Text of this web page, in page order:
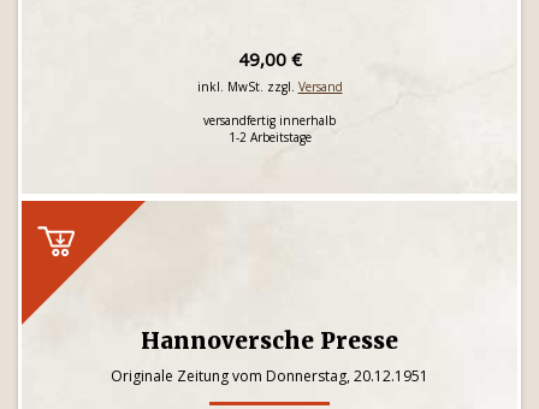
49,00 €
inkl. MwSt. zzgl. Versand
versandfertig innerhalb
1-2 Arbeitstage
Hannoversche Presse
Originale Zeitung vom Donnerstag, 20.12.1951